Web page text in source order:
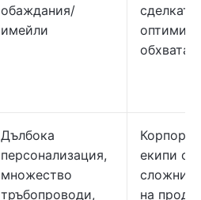
обаждания/
имейли
сделката
обхвата
Дълбока
персонализация,
множество
тръбопроводи,
екипи
сложни
на